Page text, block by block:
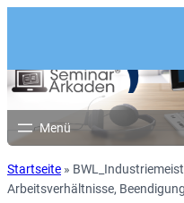
Startseite »
Arbeitsverhältnisse,